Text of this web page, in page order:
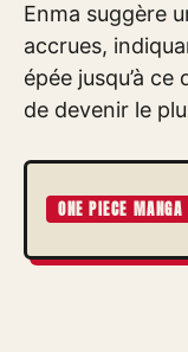
Enma suggère
accrues,
épée jusqu’à
de devenir le
ONE PIECE MANGA